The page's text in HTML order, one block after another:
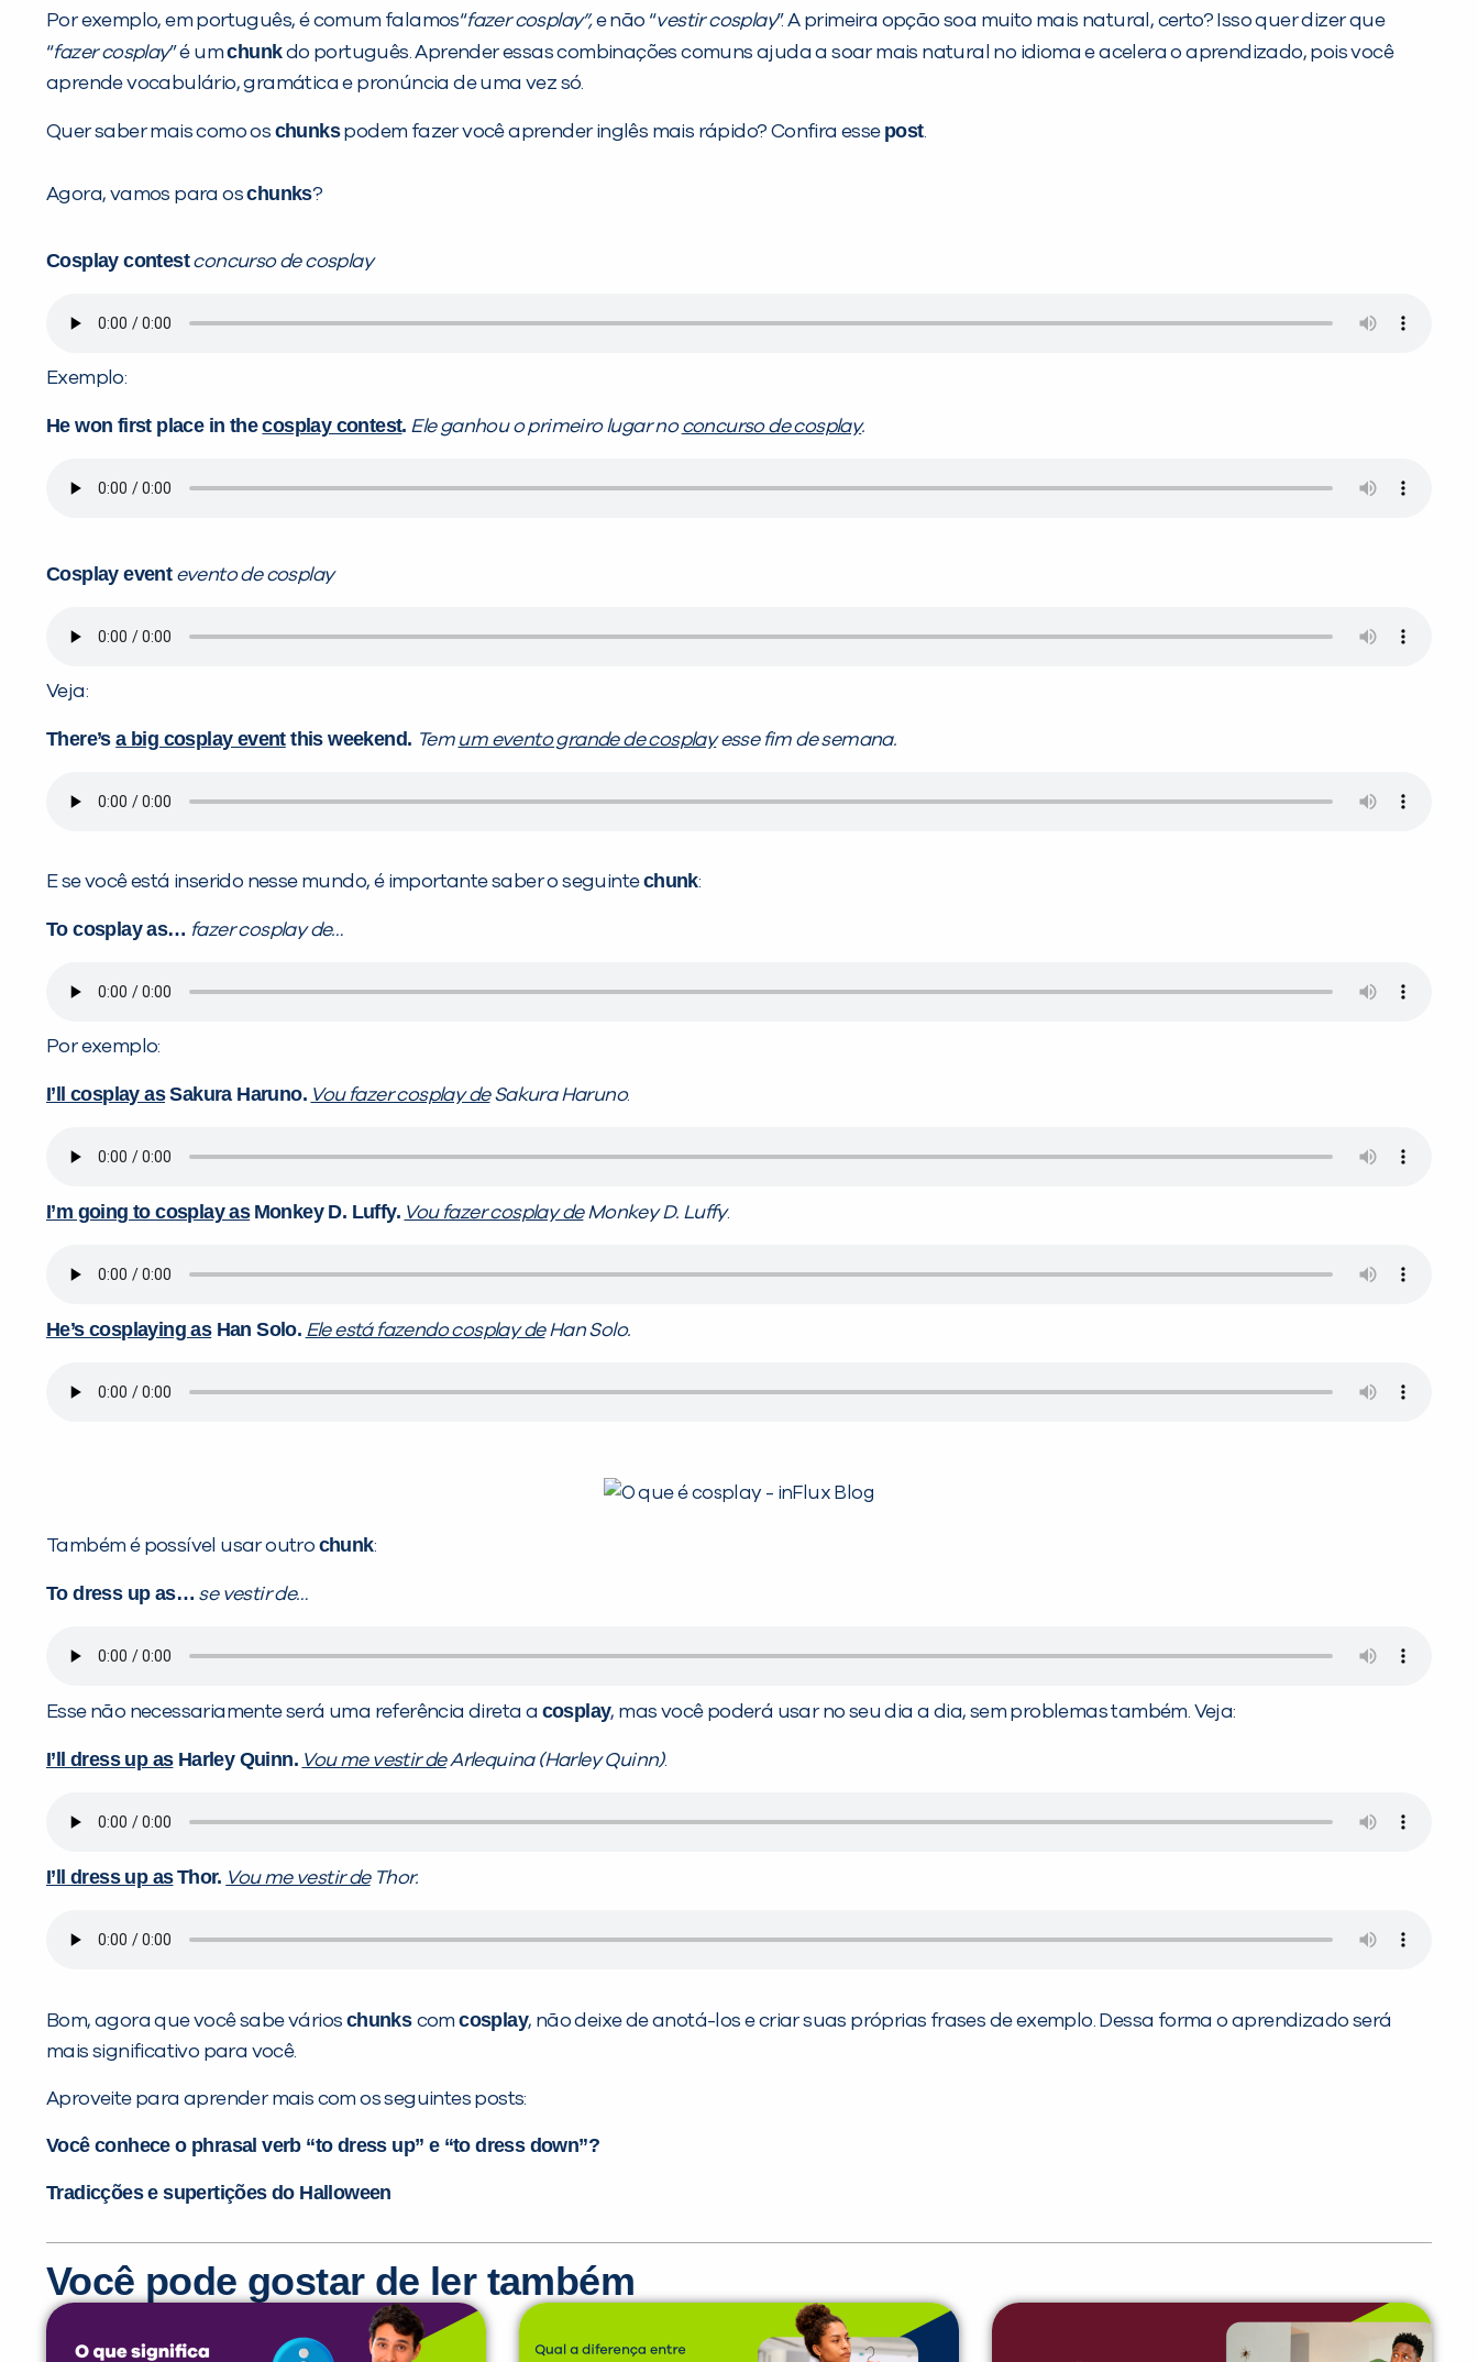
Por exemplo, em português, é comum falamos“fazer cosplay”,e não “vestir cosplay”. A primeira opção soa muito mais natural, certo? Isso quer dizer que
“fazer cosplay” é umchunkdo português. Aprender essas combinações comuns ajuda a soar mais natural no idioma e acelera o aprendizado, pois você
aprende vocabulário, gramática e pronúncia de uma vez só.
Quer saber mais como os chunkspodem fazer você aprender inglês mais rápido? Confira esse post.
Agora, vamos para oschunks?
Cosplay contest concurso de cosplay
Exemplo:
He won first place in thecosplay contest. Ele ganhou o primeiro lugar noconcurso de cosplay.
Cosplay event evento de cosplay
Veja:
There’sa big cosplay eventthis weekend. Tem um evento grande de cosplayesse fim de semana.
E se você está inserido nesse mundo, é importante saber o seguintechunk:
To cosplay as… fazer cosplay de…
Por exemplo:
I’ll cosplay asSakura Haruno. Vou fazer cosplay deSakura Haruno.
I’m going to cosplay as Monkey D. Luffy. Vou fazer cosplay deMonkey D. Luffy.
He’s cosplaying asHan Solo. Ele está fazendo cosplay deHan Solo.
Também é possível usar outro chunk:
To dress up as… se vestir de…
Esse não necessariamente será uma referência direta a cosplay, mas você poderá usar no seu dia a dia, sem problemas também. Veja:
I’ll dress up asHarley Quinn. Vou me vestir deArlequina (Harley Quinn).
I’ll dress up asThor. Vou me vestir deThor.
Bom, agora que você sabe vários chunks comcosplay, não deixe de anotá-los e criar suas próprias frases de exemplo. Dessa forma o aprendizado será
mais significativo para você.
Aproveite para aprender mais com os seguintes posts:
Você conhece o phrasal verb “to dress up” e “to dress down”?
Tradicções e supertições do Halloween
Você pode gostar de ler também